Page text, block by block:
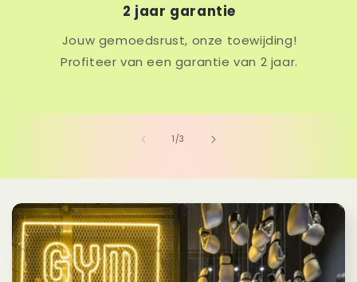
2 jaar garantie
Jouw gemoedsrust, onze toewijding!
Profiteer van een garantie van 2 jaar.
1 /van
3